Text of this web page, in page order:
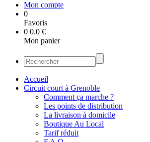
Mon compte
0
Favoris
0 0.0 €
Mon panier
Accueil
Circuit court à Grenoble
Comment ça marche ?
Les points de distribution
La livraison à domicile
Boutique Au Local
Tarif réduit